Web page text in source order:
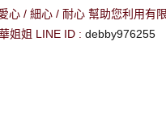
心 / 細心 / 耐心 幫助您利用有
姐姐 LINE ID : debby976255